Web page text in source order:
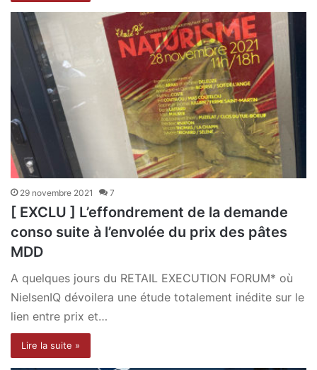
29 novembre 2021 7
[ EXCLU ] L’effondrement de la demande
conso suite à l’envolée du prix des pâtes
MDD
A quelques jours du RETAIL EXECUTION FORUM* où
NielsenIQ dévoilera une étude totalement inédite sur le
lien entre prix et…
Lire la suite »